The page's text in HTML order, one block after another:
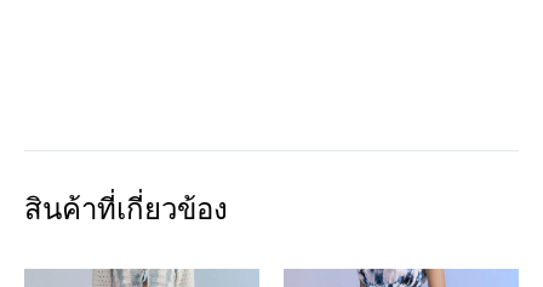
สินค้าที่เกี่ยวข้อง